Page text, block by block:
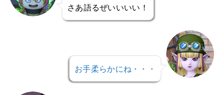
さあ語るぜいいいい！
お手柔らかにね・・・